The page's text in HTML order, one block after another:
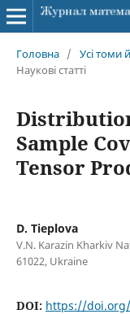
Головна / Усі томи
Наукові статті
Sample
Tensor
D. Tieplova
V.N. Karazin Kharkiv
61022, Ukraine
DOI: https://doi.org/